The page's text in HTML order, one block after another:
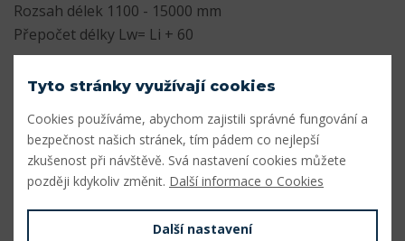
Rozsah délek 1100 - 15000 mm
Přepočet délky Lw= Li + 60
Parametry
Profil 25
Šířka profilu (mm)
Výška profilu (mm)
Tyto stránky využívají cookies
Cookies používáme, abychom zajistili správné fungování a
bezpečnost našich stránek, tím pádem co nejlepší
zkušenost při návštěvě. Svá nastavení cookies můžete
později kdykoliv změnit. Další informace o Cookies
Další nastavení